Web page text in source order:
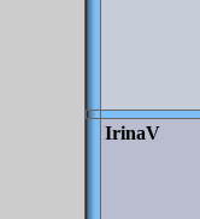
IrinaV